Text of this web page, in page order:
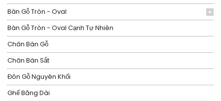
Bàn Gỗ Tròn - Oval
Bàn Gỗ Tròn - Oval Cạnh Tự Nhiên
Chân Bàn Gỗ
Chân Bàn Sắt
Đôn Gỗ Nguyên Khối
Ghế Băng Dài